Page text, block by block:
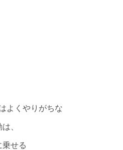
よくやりがちな
、
乗せる